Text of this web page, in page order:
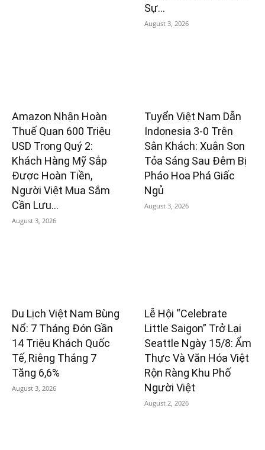
Sự...
August 3, 2026
Amazon Nhận Hoàn
Thuế Quan 600 Triệu
USD Trong Quý 2:
Khách Hàng Mỹ Sắp
Được Hoàn Tiền,
Người Việt Mua Sắm
Cần Lưu...
August 3, 2026
Tuyển Việt Nam Dẫn
Indonesia 3-0 Trên
Sân Khách: Xuân Son
Tỏa Sáng Sau Đêm Bị
Pháo Hoa Phá Giấc
Ngủ
August 3, 2026
Du Lịch Việt Nam Bùng
Nổ: 7 Tháng Đón Gần
14 Triệu Khách Quốc
Tế, Riêng Tháng 7
Tăng 6,6%
August 3, 2026
Lễ Hội “Celebrate
Little Saigon” Trở Lại
Seattle Ngày 15/8: Ẩm
Thực Và Văn Hóa Việt
Rộn Ràng Khu Phố
Người Việt
August 2, 2026